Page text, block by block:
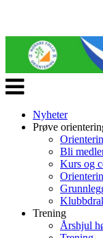
Veksle
navigasjon
Nyheter
Prøve
Bli
Kurs og
Trening
Årshjul